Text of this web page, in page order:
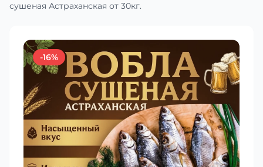
сушеная Астраханская от 30кг.
-16%